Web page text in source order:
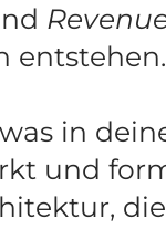
entstehen.
in
und
die